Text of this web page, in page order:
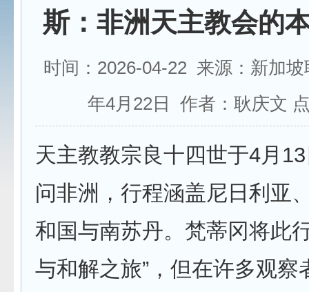
斯：非洲天主教会的
时间：2026-04-22 来源：新加坡
年4月22日 作者：耿庆文
天主教教宗良十四世于4月
问非洲，行程涵盖尼日利亚
和国与南苏丹。梵蒂冈将此
与和解之旅”，但在许多观察